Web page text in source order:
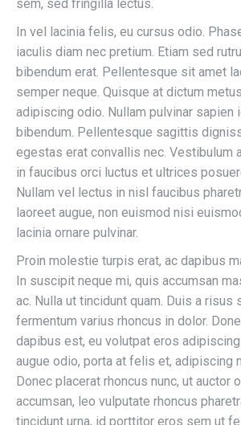
sem, sed fringilla lectus.
In vel lacinia felis, eu cursus odio.
iaculis diam nec pretium. Etiam sed
bibendum erat. Pellentesque sit amet
semper neque. Quisque at dictum
adipiscing odio. Nullam pulvinar
bibendum. Pellentesque sagittis
egestas erat convallis nec. Vestibulum
in faucibus orci luctus et ultrices
Nullam vel lectus in nisl faucibus
laoreet augue, non euismod nisi
lacinia ornare pulvinar.
Proin molestie turpis erat, ac dapibus
In suscipit neque mi, quis accumsan
ac. Nulla ut tincidunt quam. Duis a risus
fermentum varius rhoncus in dolor.
dapibus est, eu volutpat eros
augue odio, porta at felis et, adipiscing
Donec placerat rhoncus nunc, ut auctor
accumsan, leo vulputate rhoncus
tincidunt urna, id porttitor eros sem ut